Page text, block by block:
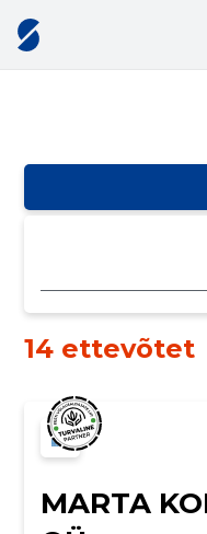
14 ettevõtet
MARTA